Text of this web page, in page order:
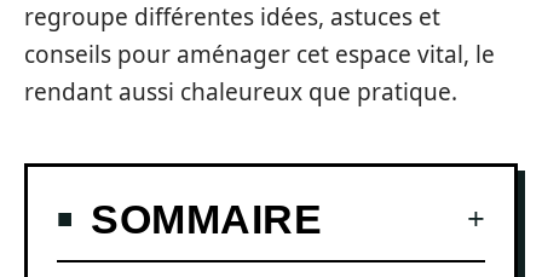
regroupe différentes idées, astuces et
conseils pour aménager cet espace vital, le
rendant aussi chaleureux que pratique.
SOMMAIRE